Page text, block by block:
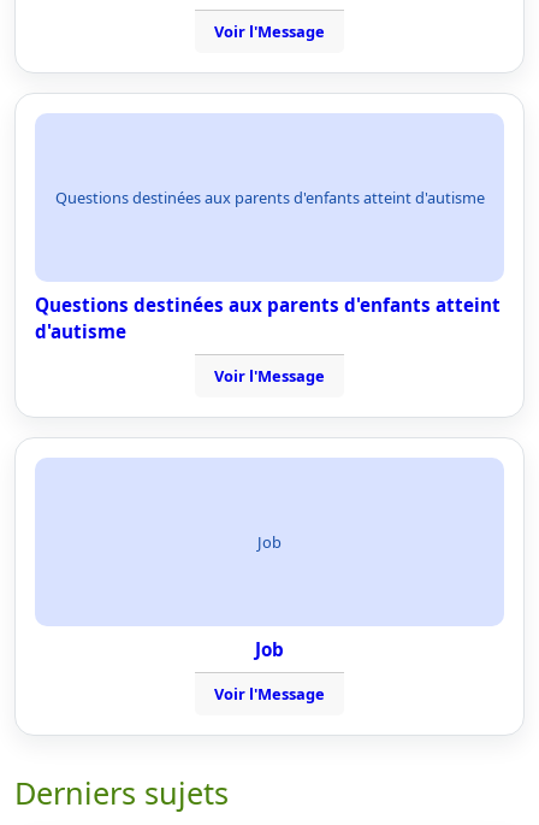
Voir l'Message
Questions destinées aux parents d'enfants atteint d'autisme
Questions destinées aux parents d'enfants atteint
d'autisme
Voir l'Message
Job
Job
Voir l'Message
Derniers sujets